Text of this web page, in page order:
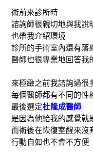
術前來診所時
諮詢師很親切地與我說
也帶我介紹環境
診所的手術室內還有落
醫師也很專業地回答我
來極緻之前我諮詢過很
每個醫師都有不同的性
最後選定杜隆成醫師
是因為他給我的感覺就
而術後在恢復室醒來沒
行動自如也不會不方便